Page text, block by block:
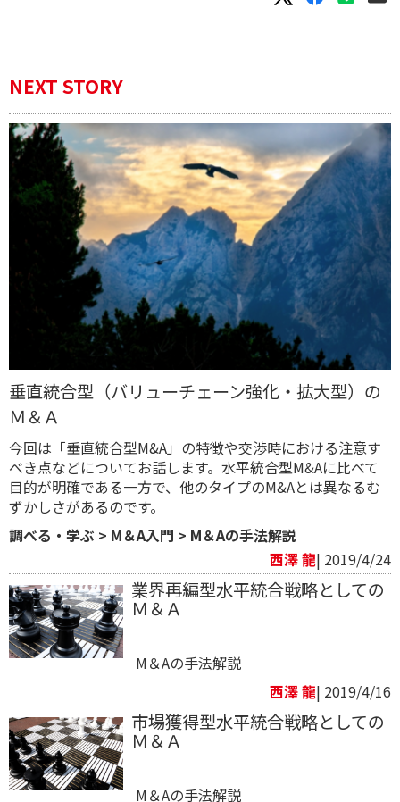
NEXT STORY
垂直統合型（バリューチェーン強化・拡大型）の
Ｍ＆Ａ
今回は「垂直統合型M&A」の特徴や交渉時における注意す
べき点などについてお話します。水平統合型M&Aに比べて
目的が明確である一方で、他のタイプのM&Aとは異なるむ
ずかしさがあるのです。
調べる・学ぶ > M＆A入門 > M＆Aの手法解説
西澤 龍| 2019/4/24
業界再編型水平統合戦略としての
Ｍ＆Ａ
M＆Aの手法解説
西澤 龍| 2019/4/16
市場獲得型水平統合戦略としての
Ｍ＆Ａ
M＆Aの手法解説